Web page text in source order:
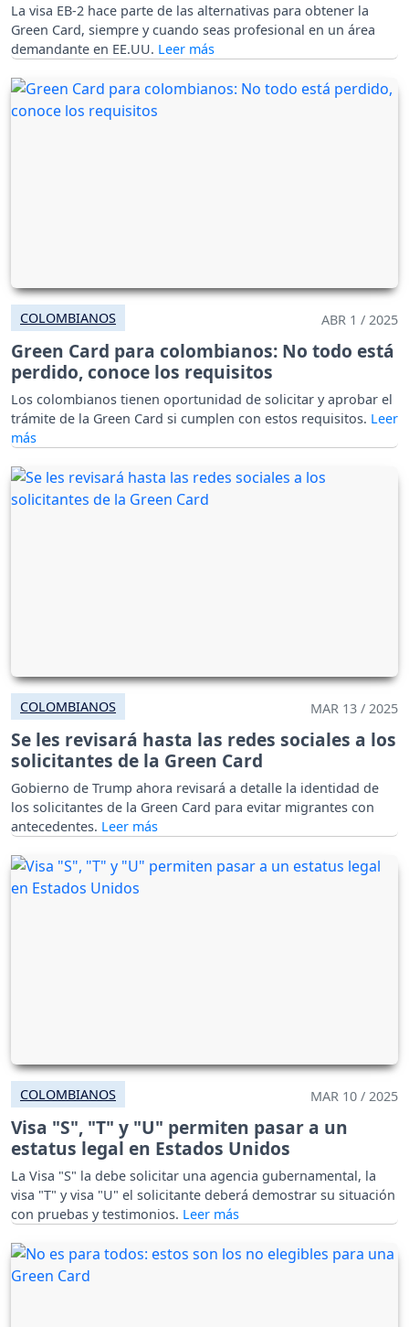
La visa EB-2 hace parte de las alternativas para obtener la
Green Card, siempre y cuando seas profesional en un área
demandante en EE.UU.
COLOMBIANOS ABR 1 / 2025
Green Card para colombianos: No todo está
perdido, conoce los requisitos
Los colombianos tienen oportunidad de solicitar y aprobar el
trámite de la Green Card si cumplen con estos requisitos.
COLOMBIANOS MAR 13 / 2025
Se les revisará hasta las redes sociales a los
solicitantes de la Green Card
Gobierno de Trump ahora revisará a detalle la identidad de
los solicitantes de la Green Card para evitar migrantes con
antecedentes.
COLOMBIANOS MAR 10 / 2025
Visa "S", "T" y "U" permiten pasar a un
estatus legal en Estados Unidos
La Visa "S" la debe solicitar una agencia gubernamental, la
visa "T" y visa "U" el solicitante deberá demostrar su situación
con pruebas y testimonios.